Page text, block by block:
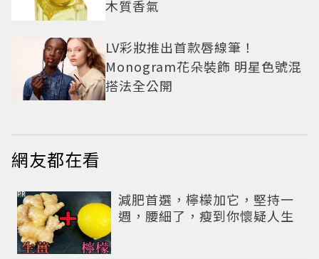
木質香氣
LV彩妝推出首款唇線筆！
Monogram花朵裝飾 明星色號混
搭法全公開
網友都在看
減肥首選，檸檬加它，堅持一
週，腰細了，瘦到你懷疑人生
PR